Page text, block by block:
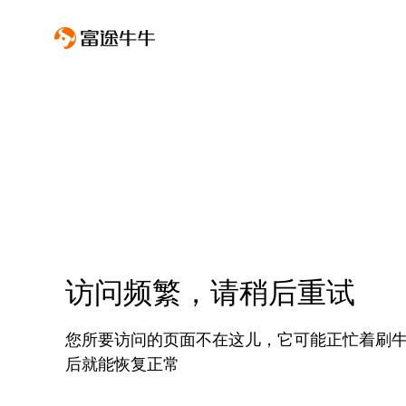
访问频繁，请稍后重试
您所要访问的页面不在这儿，它可能正忙着刷
后就能恢复正常